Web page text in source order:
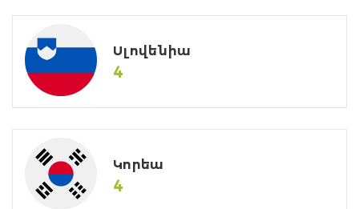
Սլովենիա
4
Կորեա
4